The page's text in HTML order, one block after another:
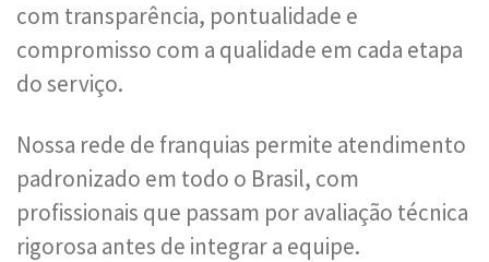
com transparência, pontualidade e
compromisso com a qualidade em cada etapa
do serviço.
Nossa rede de franquias permite atendimento
padronizado em todo o Brasil, com
profissionais que passam por avaliação técnica
rigorosa antes de integrar a equipe.